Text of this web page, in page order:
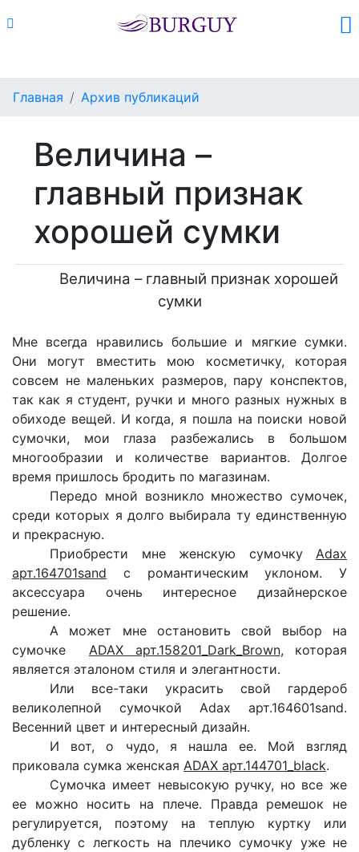
Главная Архив публикаций
Величина –
главный признак
хорошей сумки
Величина – главный признак хорошей
сумки
Мне всегда нравились большие и мягкие сумки.
Они могут вместить мою косметичку, которая
совсем не маленьких размеров, пару конспектов,
так как я студент, ручки и много разных нужных в
обиходе вещей. И когда, я пошла на поиски новой
сумочки, мои глаза разбежались в большом
многообразии и количестве вариантов. Долгое
время пришлось бродить по магазинам.
Передо мной возникло множество сумочек,
среди которых я долго выбирала ту единственную
и прекрасную.
Приобрести мне женскую сумочкуAdax
арт.164701sand с романтическим уклоном. У
аксессуара очень интересное дизайнерское
решение.
А может мне остановить свой выбор на
сумочке
ADAX арт.158201_Dark_Brown, которая
является эталоном стиля и элегантности.
Или все-таки украсить свой гардероб
великолепной сумочкой Adax арт.164601sand.
Весенний цвет и интересный дизайн.
И вот, о чудо, я нашла ее. Мой взгляд
приковала сумка женская ADAX арт.144701_black.
Сумочка имеет невысокую ручку, но все же
ее можно носить на плече. Правда ремешок не
регулируется, поэтому на теплую куртку или
дубленку с легкость на плечико сумочку уже не